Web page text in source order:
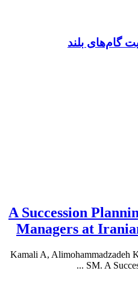
گام‌های بلند
A Succession
Managers at
Kamali A, Alimohammadzadeh
SM. A